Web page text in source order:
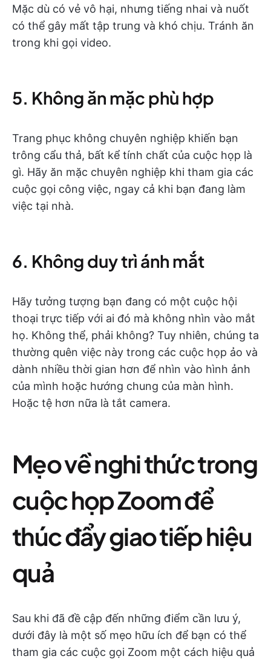
Mặc dù có vẻ vô hại, nhưng tiếng nhai và nuốt
có thể gây mất tập trung và khó chịu. Tránh ăn
trong khi gọi video.
5. Không ăn mặc phù hợp
Trang phục không chuyên nghiệp khiến bạn
trông cẩu thả, bất kể tính chất của cuộc họp là
gì. Hãy ăn mặc chuyên nghiệp khi tham gia các
cuộc gọi công việc, ngay cả khi bạn đang làm
việc tại nhà.
6. Không duy trì ánh mắt
Hãy tưởng tượng bạn đang có một cuộc hội
thoại trực tiếp với ai đó mà không nhìn vào mắt
họ. Không thể, phải không? Tuy nhiên, chúng ta
thường quên việc này trong các cuộc họp ảo và
dành nhiều thời gian hơn để nhìn vào hình ảnh
của mình hoặc hướng chung của màn hình.
Hoặc tệ hơn nữa là tắt camera.
Mẹo về nghi thức trong
cuộc họp Zoom để
thúc đẩy giao tiếp hiệu
quả
Sau khi đã đề cập đến những điểm cần lưu ý,
dưới đây là một số mẹo hữu ích để bạn có thể
tham gia các cuộc gọi Zoom một cách hiệu quả